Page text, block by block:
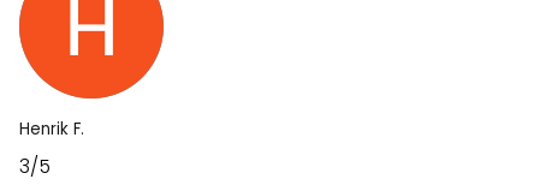
Henrik F.
3/5